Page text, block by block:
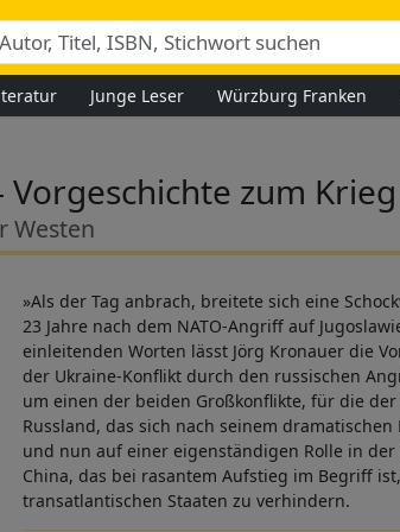
Junge Leser Würzburg Franken
zum Krieg
Westen
»Als der Tag anbrach, breitete sich eine
23 Jahre nach dem NATO-Angriff auf
einleitenden Worten lässt Jörg Kronauer die
der Ukraine-Konflikt durch den russischen
um einen der beiden Großkonflikte, für die
Russland, das sich nach seinem
und nun auf einer eigenständigen Rolle in
China, das bei rasantem Aufstieg im Begriff
transatlantischen Staaten zu verhindern.